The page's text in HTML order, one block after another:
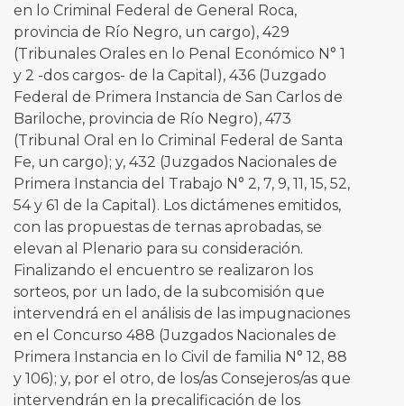
en lo Criminal Federal de General Roca,
provincia de Río Negro, un cargo), 429
(Tribunales Orales en lo Penal Económico N° 1
y 2 -dos cargos- de la Capital), 436 (Juzgado
Federal de Primera Instancia de San Carlos de
Bariloche, provincia de Río Negro), 473
(Tribunal Oral en lo Criminal Federal de Santa
Fe, un cargo); y, 432 (Juzgados Nacionales de
Primera Instancia del Trabajo N° 2, 7, 9, 11, 15, 52,
54 y 61 de la Capital). Los dictámenes emitidos,
con las propuestas de ternas aprobadas, se
elevan al Plenario para su consideración.
Finalizando el encuentro se realizaron los
sorteos, por un lado, de la subcomisión que
intervendrá en el análisis de las impugnaciones
en el Concurso 488 (Juzgados Nacionales de
Primera Instancia en lo Civil de familia N° 12, 88
y 106); y, por el otro, de los/as Consejeros/as que
intervendrán en la precalificación de los